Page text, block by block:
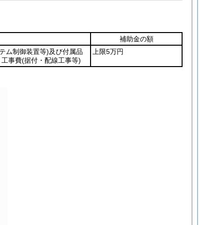
補助金の額
ム制御装置等)及び付属品
事費(据付・配線工事等)
上限5万円